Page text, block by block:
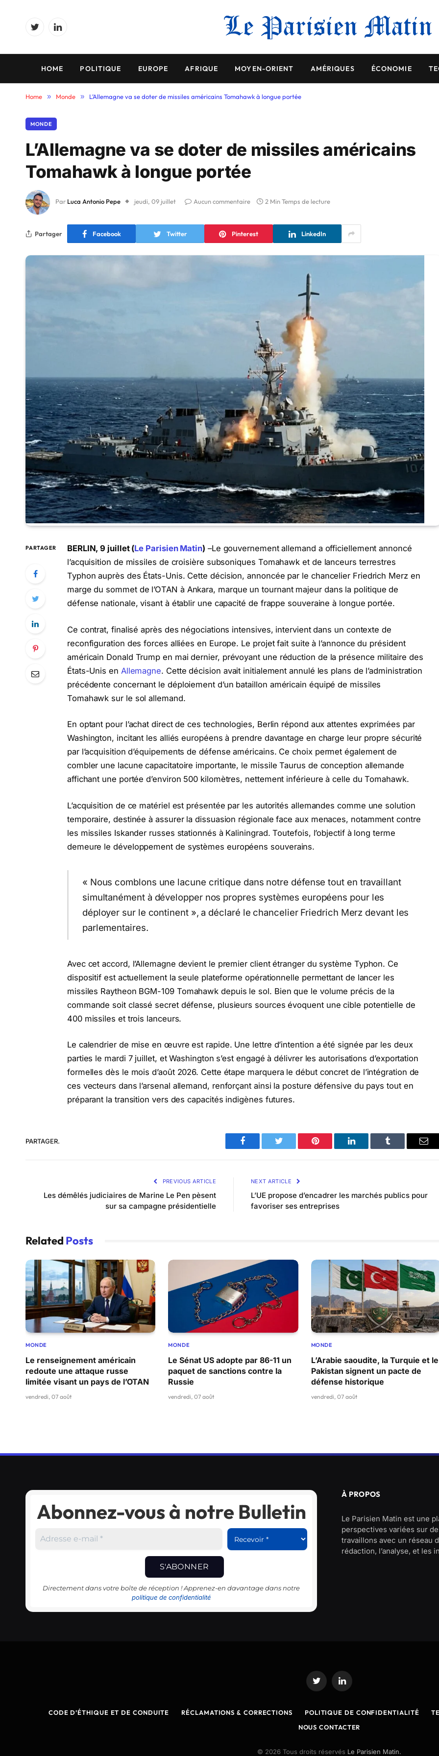
TwitterLinkedIn
HOME POLITIQUE EUROPE AFRIQUE MOYEN-ORIENT AMÉRIQUES ÉCONOMIE
Home » Monde » L’Allemagne va se doter de missiles américains Tomahawk à longue portée
MONDE
L’Allemagne va se doter de missiles américains
Tomahawk à longue portée
Par Luca Antonio Pepe jeudi, 09 juillet Aucun commentaire 2 Min Temps de lecture
Partager Facebook Twitter Pinterest LinkedIn
PARTAGER BERLIN, 9 juillet (Le Parisien Matin) –Le gouvernement allemand a officiellement annoncé
l’acquisition de missiles de croisière subsoniques Tomahawk et de lanceurs terrestres
Typhon auprès des États-Unis. Cette décision, annoncée par le chancelier Friedrich Merz en
marge du sommet de l’OTAN à Ankara, marque un tournant majeur dans la politique de
défense nationale, visant à établir une capacité de frappe souveraine à longue portée.
Ce contrat, finalisé après des négociations intensives, intervient dans un contexte de
reconfiguration des forces alliées en Europe. Le projet fait suite à l’annonce du président
américain Donald Trump en mai dernier, prévoyant une réduction de la présence militaire des
États-Unis en Allemagne. Cette décision avait initialement annulé les plans de l’administration
précédente concernant le déploiement d’un bataillon américain équipé de missiles
Tomahawk sur le sol allemand.
En optant pour l’achat direct de ces technologies, Berlin répond aux attentes exprimées par
Washington, incitant les alliés européens à prendre davantage en charge leur propre sécurité
par l’acquisition d’équipements de défense américains. Ce choix permet également de
combler une lacune capacitatoire importante, le missile Taurus de conception allemande
affichant une portée d’environ 500 kilomètres, nettement inférieure à celle du Tomahawk.
L’acquisition de ce matériel est présentée par les autorités allemandes comme une solution
temporaire, destinée à assurer la dissuasion régionale face aux menaces, notamment contre
les missiles Iskander russes stationnés à Kaliningrad. Toutefois, l’objectif à long terme
demeure le développement de systèmes européens souverains.
« Nous comblons une lacune critique dans notre défense tout en travaillant
simultanément à développer nos propres systèmes européens pour les
déployer sur le continent », a déclaré le chancelier Friedrich Merz devant les
parlementaires.
Avec cet accord, l’Allemagne devient le premier client étranger du système Typhon. Ce
dispositif est actuellement la seule plateforme opérationnelle permettant de lancer les
missiles Raytheon BGM-109 Tomahawk depuis le sol. Bien que le volume précis de la
commande soit classé secret défense, plusieurs sources évoquent une cible potentielle de
400 missiles et trois lanceurs.
Le calendrier de mise en œuvre est rapide. Une lettre d’intention a été signée par les deux
parties le mardi 7 juillet, et Washington s’est engagé à délivrer les autorisations d’exportation
formelles dès le mois d’août 2026. Cette étape marquera le début concret de l’intégration de
ces vecteurs dans l’arsenal allemand, renforçant ainsi la posture défensive du pays tout en
préparant la transition vers des capacités indigènes futures.
PARTAGER.
Facebook Twitter Pinterest LinkedIn Tumblr
PREVIOUS ARTICLE
Les démêlés judiciaires de Marine Le Pen pèsent
sur sa campagne présidentielle
NEXT ARTICLE
L’UE propose d’encadrer les marchés publics pour
favoriser ses entreprises
Related Posts
MONDE
Le renseignement américain
redoute une attaque russe
limitée visant un pays de l’OTAN
vendredi, 07 août
MONDE
Le Sénat US adopte par 86-11 un
paquet de sanctions contre la
Russie
vendredi, 07 août
MONDE
L’Arabie saoudite, la Turquie et le
Pakistan signent un pacte de
défense historique
vendredi, 07 août
Abonnez-vous à notre Bulletin
Directement dans votre boîte de réception ! Apprenez-en davantage dans notre
politique de confidentialité
À PROPOS
Le Parisien Matin est une
perspectives variées sur
travaillons avec un réseau
rédaction, l’analyse, et les
Twitter LinkedIn
CODE D’ÉTHIQUE ET DE CONDUITE RÉCLAMATIONS & CORRECTIONS POLITIQUE DE CONFIDENTIALITÉ
NOUS CONTACTER
© 2026 Tous droits réservés Le Parisien Matin.